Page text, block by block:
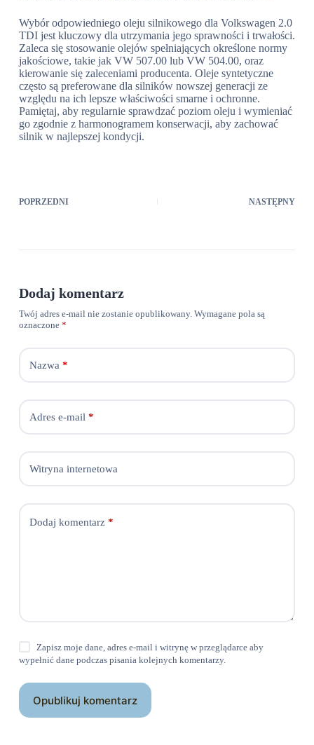
Wybór odpowiedniego oleju silnikowego dla Volkswagen 2.0
TDI jest kluczowy dla utrzymania jego sprawności i trwałości.
Zaleca się stosowanie olejów spełniających określone normy
jakościowe, takie jak VW 507.00 lub VW 504.00, oraz
kierowanie się zaleceniami producenta. Oleje syntetyczne
często są preferowane dla silników nowszej generacji ze
względu na ich lepsze właściwości smarne i ochronne.
Pamiętaj, aby regularnie sprawdzać poziom oleju i wymieniać
go zgodnie z harmonogramem konserwacji, aby zachować
silnik w najlepszej kondycji.
POPRZEDNI NASTĘPNY
Dodaj komentarz
Twój adres e-mail nie zostanie opublikowany. Wymagane pola są
oznaczone *
Nazwa *
Adres e-mail *
Witryna internetowa
Dodaj komentarz*
Zapisz moje dane, adres e-mail i witrynę w przeglądarce aby
wypełnić dane podczas pisania kolejnych komentarzy.
Opublikuj komentarz